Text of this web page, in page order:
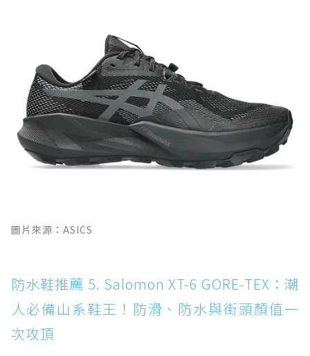
圖片來源：ASICS
防水鞋推薦 5. Salomon XT-6 GORE-TEX：潮
人必備山系鞋王！防滑、防水與街頭顏值一
次攻頂